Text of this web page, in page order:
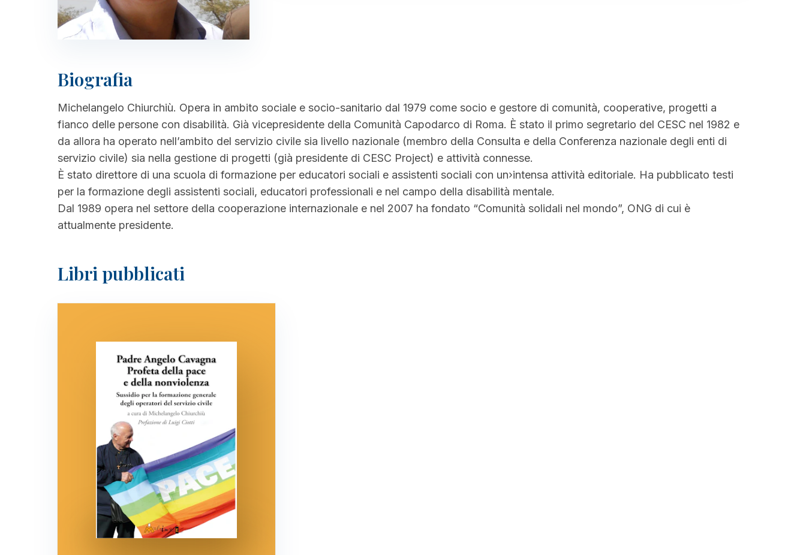
Biografia
Michelangelo Chiurchiù. Opera in ambito sociale e socio-sanitario dal 1979 come socio e gestore di comunità, cooperative, progetti a
fianco delle persone con disabilità. Già vicepresidente della Comunità Capodarco di Roma. È stato il primo segretario del CESC nel 1982 e
da allora ha operato nell’ambito del servizio civile sia livello nazionale (membro della Consulta e della Conferenza nazionale degli enti di
servizio civile) sia nella gestione di progetti (già presidente di CESC Project) e attività connesse.
È stato direttore di una scuola di formazione per educatori sociali e assistenti sociali con un›intensa attività editoriale. Ha pubblicato testi
per la formazione degli assistenti sociali, educatori professionali e nel campo della disabilità mentale.
Dal 1989 opera nel settore della cooperazione internazionale e nel 2007 ha fondato “Comunità solidali nel mondo”, ONG di cui è
attualmente presidente.
Libri pubblicati